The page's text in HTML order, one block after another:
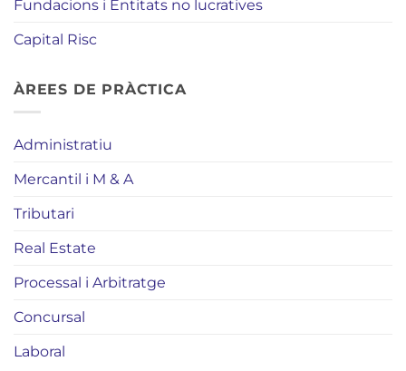
Fundacions i Entitats no lucratives
Capital Risc
ÀREES DE PRÀCTICA
Administratiu
Mercantil i M & A
Tributari
Real Estate
Processal i Arbitratge
Concursal
Laboral